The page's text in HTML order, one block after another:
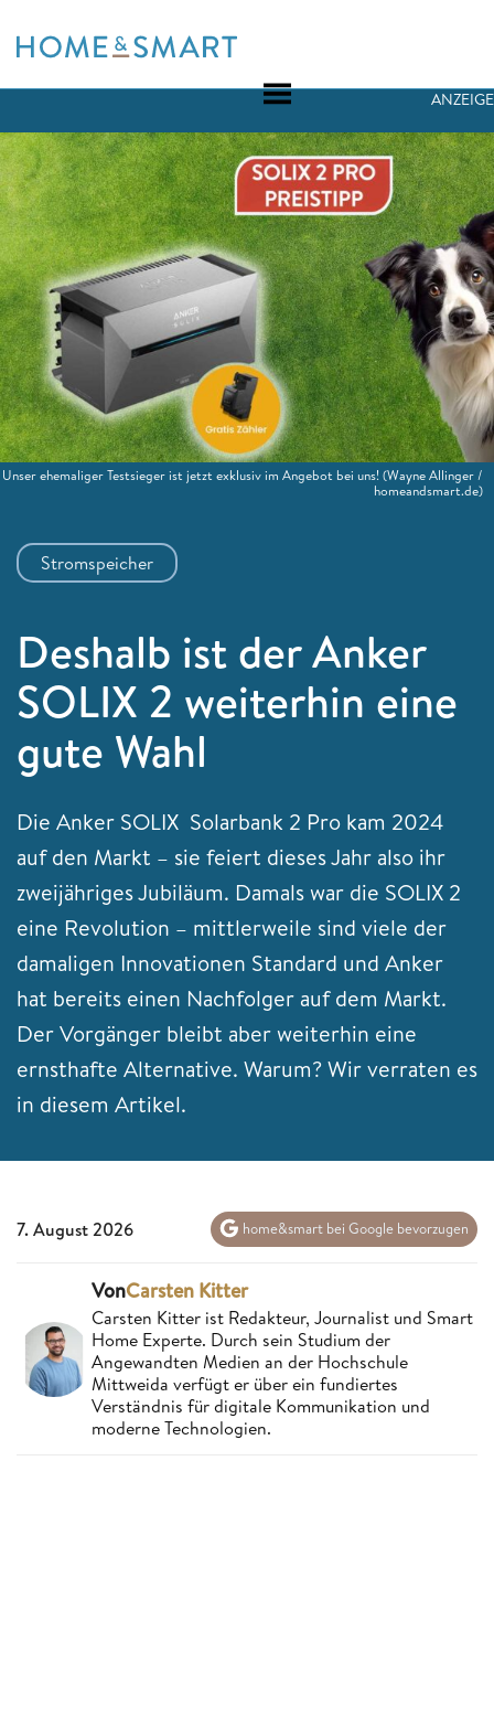
to
Stromspeicher
ANZEIGE
Deshalb ist der Anker
SOLIX 2 weiterhin eine
gute Wahl
Die Anker SOLIX Solarbank 2 Pro kam 2024
auf den Markt – sie feiert dieses Jahr also ihr
zweijähriges Jubiläum. Damals war die SOLIX 2
eine Revolution – mittlerweile sind viele der
damaligen Innovationen Standard und Anker
hat bereits einen Nachfolger auf dem Markt.
Der Vorgänger bleibt aber weiterhin eine
ernsthafte Alternative. Warum? Wir verraten es
in diesem Artikel.
Unser ehemaliger Testsieger ist jetzt exklusiv im Angebot bei uns!(Wayne Allinger /
homeandsmart.de)
7. August 2026 home&smart bei Google bevorzugen
VonCarsten Kitter
Carsten Kitter ist Redakteur, Journalist und Smart
Home Experte. Durch sein Studium der
Angewandten Medien an der Hochschule
Mittweida verfügt er über ein fundiertes
Verständnis für digitale Kommunikation und
moderne Technologien.